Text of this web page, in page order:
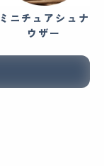
ミニチュアシュナ
ウザー